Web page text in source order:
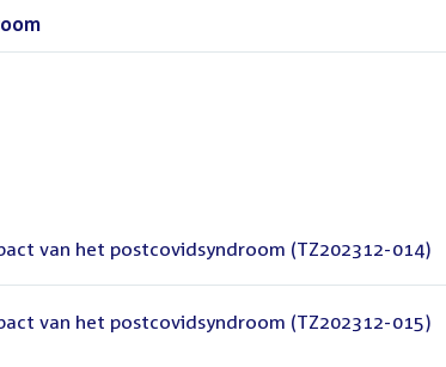
van het postcovidsyndroom (TZ202312-014)
van het postcovidsyndroom (TZ202312-015)